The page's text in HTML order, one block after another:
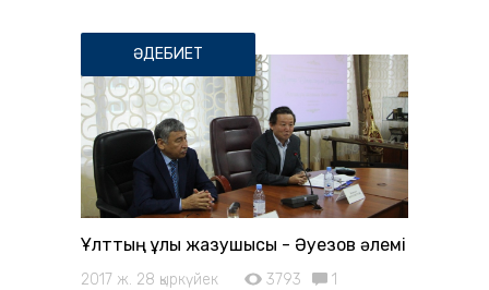
ӘДЕБИЕТ
Ұлттың ұлы жазушысы - Әуезов әлемі
2017 ж. 28 қыркүйек 3793 1